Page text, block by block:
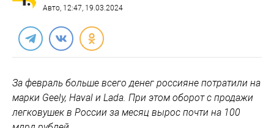
Авто, 12:47, 19.03.2024
За февраль больше всего денег россияне потратили на
марки Geely, Haval и Lada. При этом оборот с продажи
легковушек в России за месяц вырос почти на 100